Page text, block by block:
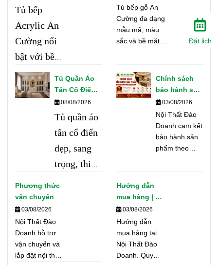
– Thiết Kế
Theo Yêu Cầu
Tủ bếp
Acrylic An
Cường nổi
bật với bề
mặt bóng
hiện đại,
nhiều màu
sắc và khả
hoạt. Thiết
kế theo kích
thước thực
tế, tối ưu
công năng
cho từng
không gian
Thiết Kế Theo
Yêu Cầu
Tủ bếp gỗ An
Cường đa dạng
mẫu mã, màu
sắc và bề mặt
kích thước thực
tế, tối ưu công
năng và phù
không gian bếp.
Tủ Quần Áo
Tân Cổ Điển
Đẹp, Sang
Trọng Cho
Phòng Ngủ
08/08/2026
Tủ quần áo
tân cổ điển
đẹp, sang
trọng, thiết
Đa dạng
mẫu mã,
màu sắc và
Chính sách
bảo hành sản
phẩm
03/08/2026
Nội Thất Đào
Doanh cam kết
bảo hành sản
phẩm theo
nhất cho khách
hàng.
Phương thức
vận chuyển
03/08/2026
Nội Thất Đào
Doanh hỗ trợ
vận chuyển và
lắp đặt nội thất,
Hướng dẫn
mua hàng | Nội
Thất Đào
Doanh
03/08/2026
Hướng dẫn
mua hàng tại
Nội Thất Đào
Doanh. Quy
Đặt lịch